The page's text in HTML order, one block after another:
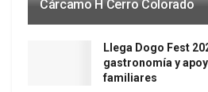
Cárcamo H Cerro Colorado
Llega Dogo Fest
gastronomía y
familiares